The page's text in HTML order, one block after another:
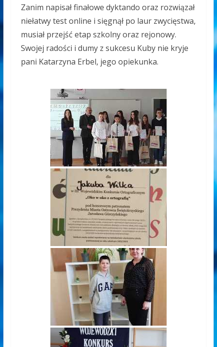
Zanim napisał finałowe dyktando oraz rozwiązał
niełatwy test online i sięgnął po laur zwycięstwa,
musiał przejść etap szkolny oraz rejonowy.
Swojej radości i dumy z sukcesu Kuby nie kryje
pani Katarzyna Erbel, jego opiekunka.